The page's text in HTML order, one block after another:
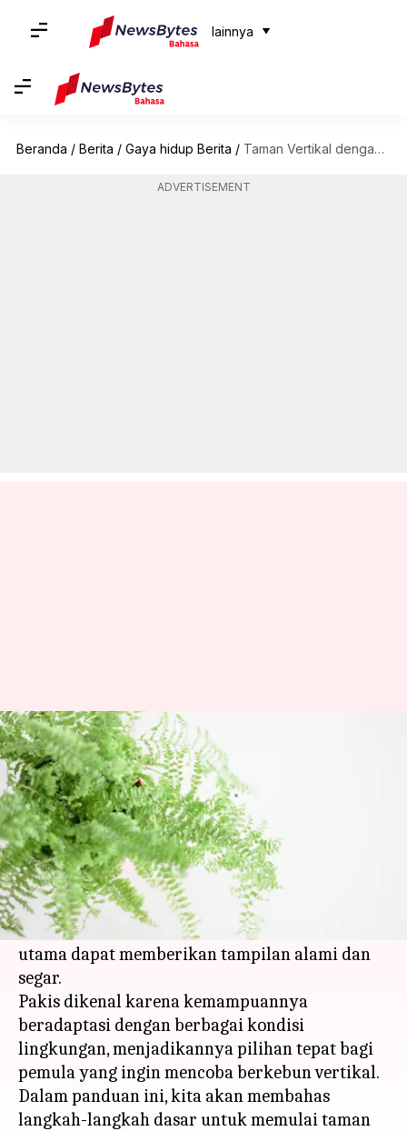
lainnya
Beranda / Berita / Gaya hidup Berita / Taman Vertikal dengan Pakis Asli: Panduan Pemula
ADVERTISEMENT
Taman Vertikal dengan Pakis
Asli: Panduan Pemula
menulis Taufiq Al Jufri May 08, 2025 10:45 am
Apa ceritanya
Taman vertikal adalah solusi ideal untuk
memanfaatkan ruang terbatas di rumah.
Menggunakan pakis asli sebagai tanaman
utama dapat memberikan tampilan alami dan
segar.
Pakis dikenal karena kemampuannya
beradaptasi dengan berbagai kondisi
lingkungan, menjadikannya pilihan tepat bagi
pemula yang ingin mencoba berkebun vertikal.
Dalam panduan ini, kita akan membahas
langkah-langkah dasar untuk memulai taman